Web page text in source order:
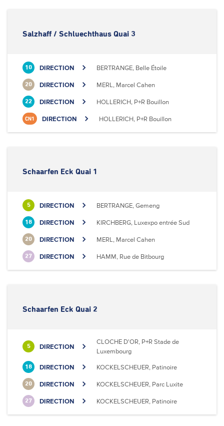
Salzhaff / Schluechthaus Quai 3
10 DIRECTION BERTRANGE, Belle Étoile
20 DIRECTION MERL, Marcel Cahen
22 DIRECTION HOLLERICH, P+R Bouillon
CN1 DIRECTION HOLLERICH, P+R Bouillon
Schaarfen Eck Quai 1
5 DIRECTION BERTRANGE, Gemeng
18 DIRECTION KIRCHBERG, Luxexpo entrée Sud
20 DIRECTION MERL, Marcel Cahen
27 DIRECTION HAMM, Rue de Bitbourg
Schaarfen Eck Quai 2
5 DIRECTION
CLOCHE D'OR, P+R Stade de
Luxembourg
18 DIRECTION KOCKELSCHEUER, Patinoire
20 DIRECTION KOCKELSCHEUER, Parc Luxite
27 DIRECTION KOCKELSCHEUER, Patinoire